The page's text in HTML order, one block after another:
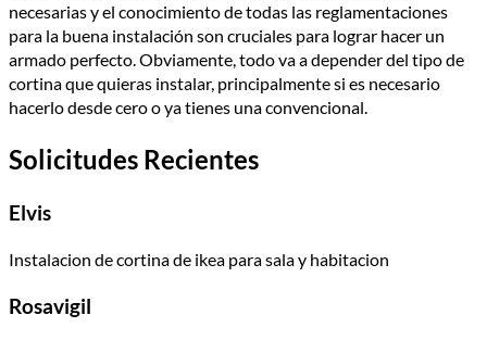
necesarias y el conocimiento de todas las reglamentaciones
para la buena instalación son cruciales para lograr hacer un
armado perfecto. Obviamente, todo va a depender del tipo de
cortina que quieras instalar, principalmente si es necesario
hacerlo desde cero o ya tienes una convencional.
Solicitudes Recientes
Elvis
Instalacion de cortina de ikea para sala y habitacion
Rosavigil